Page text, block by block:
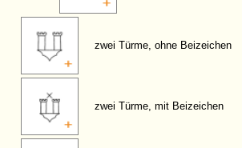
zwei Türme, ohne Beizeichen
zwei Türme, mit Beizeichen